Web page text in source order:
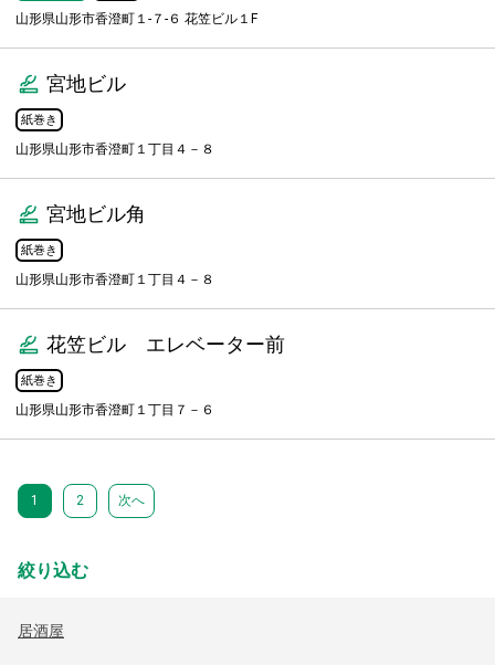
山形県山形市香澄町１-７-６ 花笠ビル１F
宮地ビル
紙巻き
山形県山形市香澄町１丁目４－８
宮地ビル角
紙巻き
山形県山形市香澄町１丁目４－８
花笠ビル エレベーター前
紙巻き
山形県山形市香澄町１丁目７－６
1 2 次へ
絞り込む
居酒屋